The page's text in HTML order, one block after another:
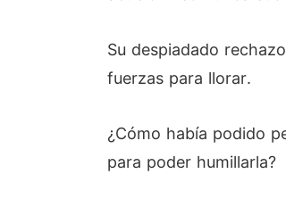
Su despiadado
fuerzas para llorar.
¿Cómo había podido
para poder humillarla?